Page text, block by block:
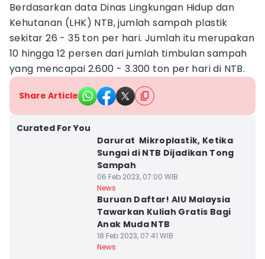
Berdasarkan data Dinas Lingkungan Hidup dan
Kehutanan (LHK) NTB, jumlah sampah plastik
sekitar 26 - 35 ton per hari. Jumlah itu merupakan
10 hingga 12 persen dari jumlah timbulan sampah
yang mencapai 2.600 - 3.300 ton per hari di NTB.
Share Article
Curated For You
Darurat Mikroplastik, Ketika
Sungai di NTB Dijadikan Tong
Sampah
06 Feb 2023, 07:00 WIB
News
Buruan Daftar! AIU Malaysia
Tawarkan Kuliah Gratis Bagi
Anak Muda NTB
18 Feb 2023, 07:41 WIB
News